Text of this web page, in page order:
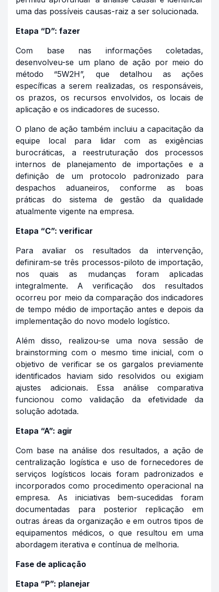
uma das possíveis causas-raiz a ser solucionada.
Etapa “D”: fazer
Com base nas informações coletadas,
desenvolveu-se um plano de ação por meio do
método “5W2H”, que detalhou as ações
específicas a serem realizadas, os responsáveis,
os prazos, os recursos envolvidos, os locais de
aplicação e os indicadores de sucesso.
O plano de ação também incluiu a capacitação da
equipe local para lidar com as exigências
burocráticas, a reestruturação dos processos
internos de planejamento de importações e a
definição de um protocolo padronizado para
despachos aduaneiros, conforme as boas
práticas do sistema de gestão da qualidade
atualmente vigente na empresa.
Etapa “C”: verificar
Para avaliar os resultados da intervenção,
definiram-se três processos-piloto de importação,
nos quais as mudanças foram aplicadas
integralmente. A verificação dos resultados
ocorreu por meio da comparação dos indicadores
de tempo médio de importação antes e depois da
implementação do novo modelo logístico.
Além disso, realizou-se uma nova sessão de
brainstorming com o mesmo time inicial, com o
objetivo de verificar se os gargalos previamente
identificados haviam sido resolvidos ou exigiam
ajustes adicionais. Essa análise comparativa
funcionou como validação da efetividade da
solução adotada.
Etapa “A”: agir
Com base na análise dos resultados, a ação de
centralização logística e uso de fornecedores de
serviços logísticos locais foram padronizados e
incorporados como procedimento operacional na
empresa. As iniciativas bem-sucedidas foram
documentadas para posterior replicação em
outras áreas da organização e em outros tipos de
equipamentos médicos, o que resultou em uma
abordagem iterativa e contínua de melhoria.
Fase de aplicação
Etapa “P”: planejar